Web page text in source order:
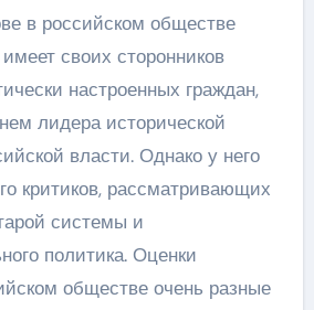
в российском обществе
своих сторонников
настроенных граждан,
лидера исторической
власти. Однако у него
критиков, рассматривающих
системы и
политика. Оценки
обществе очень разные